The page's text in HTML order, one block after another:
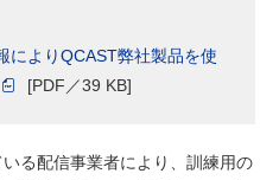
によりQCAST弊社製品を使
[PDF／39 KB]
る配信事業者により、訓練用の